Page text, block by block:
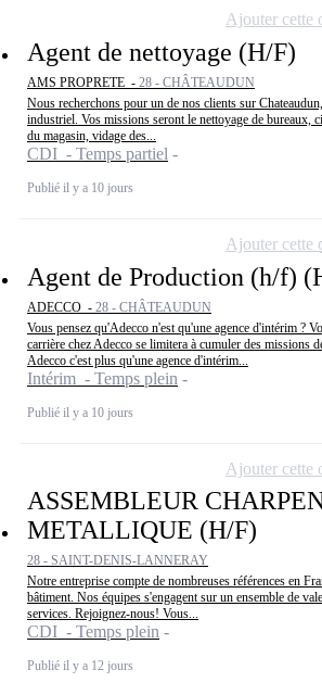
Agent de nettoyage (H/F)
AMS PROPRETE - 28 - CHÂTEAUDUN
Nous recherchons pour un de nos clients sur
industriel. Vos missions seront le nettoyage de bureaux,
du magasin, vidage des...
CDI - Temps partiel
Publié il y a 10 jours
Ajouter cette
Agent de Production (h/f)
ADECCO - 28 - CHÂTEAUDUN
Vous pensez qu'Adecco n'est qu'une agence d'intérim ?
carrière chez Adecco se limitera à cumuler des missions
Adecco c'est plus qu'une agence d'intérim...
Intérim - Temps plein
Publié il y a 10 jours
Ajouter cette
ASSEMBLEUR
METALLIQUE (H/F)
28 - SAINT-DENIS-LANNERAY
Notre entreprise compte de nombreuses références en
bâtiment. Nos équipes s'engagent sur un ensemble de
services. Rejoignez-nous! Vous...
CDI - Temps plein
Publié il y a 12 jours
Ajouter cette